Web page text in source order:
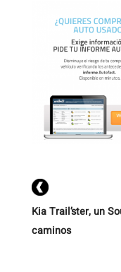
Kia Trail’ster, un
caminos